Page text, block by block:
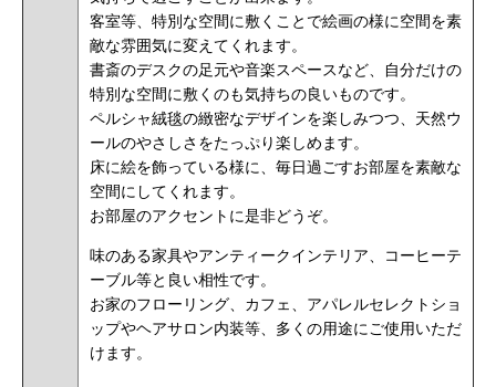
客室等、特別な空間に敷くことで絵画の様に空間を素
敵な雰囲気に変えてくれます。
書斎のデスクの足元や音楽スペースなど、自分だけの
特別な空間に敷くのも気持ちの良いものです。
ペルシャ絨毯の緻密なデザインを楽しみつつ、天然ウ
ールのやさしさをたっぷり楽しめます。
床に絵を飾っている様に、毎日過ごすお部屋を素敵な
空間にしてくれます。
お部屋のアクセントに是非どうぞ。
味のある家具やアンティークインテリア、コーヒーテ
ーブル等と良い相性です。
お家のフローリング、カフェ、アパレルセレクトショ
ップやヘアサロン内装等、多くの用途にご使用いただ
けます。